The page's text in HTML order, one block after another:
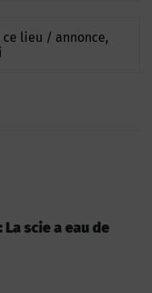
ce lieu / annonce,
scie a eau de